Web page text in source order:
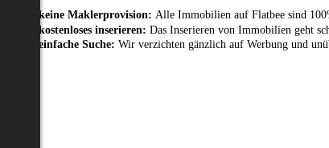
keine Maklerprovision: Alle Immobilien auf Flatbee sind
kostenloses inserieren: Das Inserieren von Immobilien geht
einfache Suche: Wir verzichten gänzlich auf Werbung und